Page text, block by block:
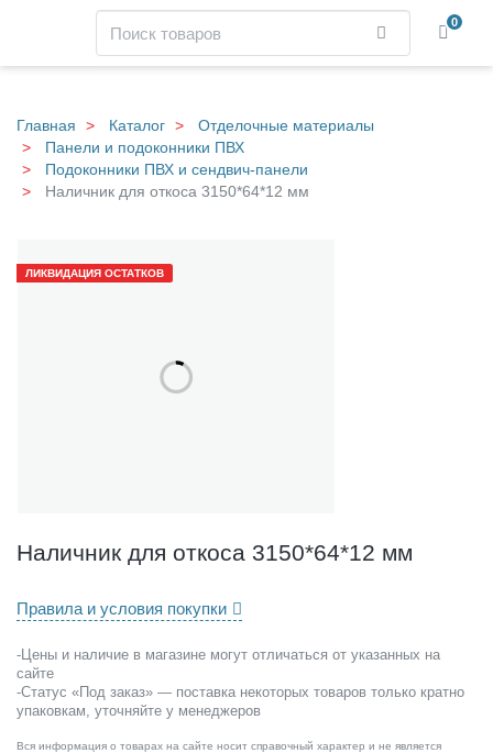
main
content
Найти 0
Главная Каталог
Отделочные материалы
Панели и подоконники ПВХ
Подоконники ПВХ и сендвич-панели
Наличник для откоса 3150*64*12 мм
л
о
с
3
5
0
*
6
4
ЛИКВИДАЦИЯ ОСТАТКОВ
Наличник для откоса 3150*64*12 мм
Правила и условия покупки
-Цены и наличие в магазине могут отличаться от указанных на
сайте
-Статус «Под заказ» — поставка некоторых товаров только кратно
упаковкам, уточняйте у менеджеров
Вся информация о товарах на сайте носит справочный характер и не является